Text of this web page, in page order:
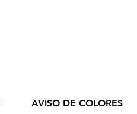
AVISO DE COLORES